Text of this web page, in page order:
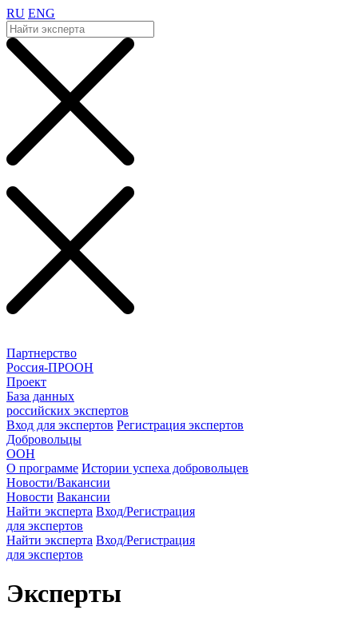
RU ENG
Партнерство
Россия-ПРООН
Проект
База данных
российских экспертов
Вход для экспертов Регистрация экспертов
Добровольцы
ООН
О программе Истории успеха добровольцев
Новости/Вакансии
Новости Вакансии
Найти эксперта Вход/Регистрация
для экспертов
Найти эксперта Вход/Регистрация
для экспертов
Эксперты